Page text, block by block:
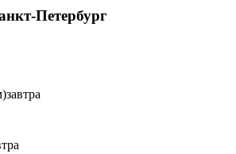
Петербург
завтра